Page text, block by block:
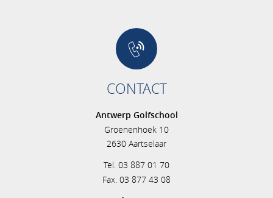
CONTACT
Antwerp Golfschool
Groenenhoek 10
2630 Aartselaar
Tel. 03 887 01 70
Fax. 03 877 43 08